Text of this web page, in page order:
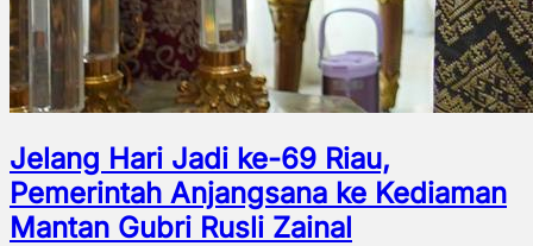
Jelang Hari Jadi ke-69 Riau,
Pemerintah Anjangsana ke Kediaman
Mantan Gubri Rusli Zainal